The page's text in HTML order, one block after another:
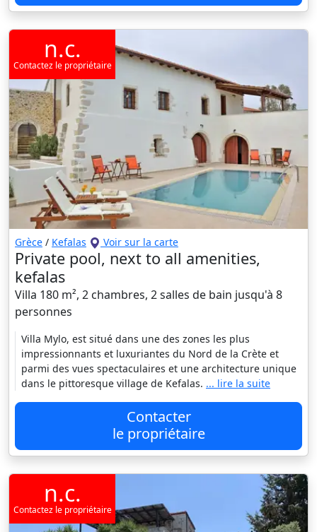
n.c.
Contactez le propriétaire
Grèce / Kefalas Voir sur la carte
Private pool, next to all amenities,
kefalas
Villa 180 m², 2 chambres, 2 salles de bain jusqu'à 8
personnes
Villa Mylo, est situé dans une des zones les plus
impressionnants et luxuriantes du Nord de la Crète et
parmi des vues spectaculaires et une architecture unique
dans le pittoresque village de Kefalas. ... lire la suite
Contacter
le propriétaire
n.c.
Contactez le propriétaire